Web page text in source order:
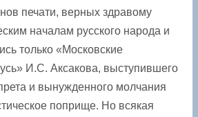
печати, верных здравому
началам русского ­народа и
только «Московские
И.С. Аксакова, выступившего
и вынужденного молчания
поприще. Но всякая